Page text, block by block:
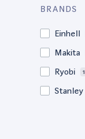
BRANDS
Einhell
Makita
Ryobi 1
Stanley